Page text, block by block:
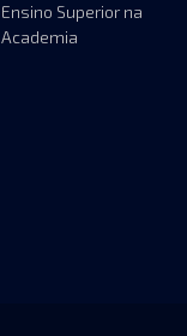
Ensino Superior na
Academia